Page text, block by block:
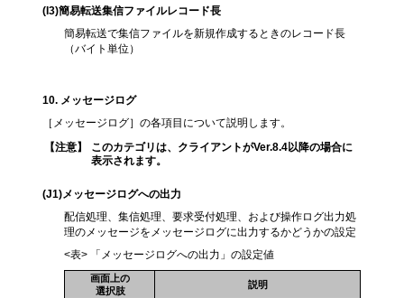
(I3)簡易転送集信ファイルレコード長
簡易転送で集信ファイルを新規作成するときのレコード長
（バイト単位）
10. メッセージログ
［メッセージログ］の各項目について説明します。
【注意】
このカテゴリは、クライアントがVer.8.4以降の場合に
表示されます。
(J1)メッセージログへの出力
配信処理、集信処理、要求受付処理、および操作ログ出力処
理のメッセージをメッセージログに出力するかどうかの設定
<表> 「メッセージログへの出力」の設定値
画面上の
選択肢
説明